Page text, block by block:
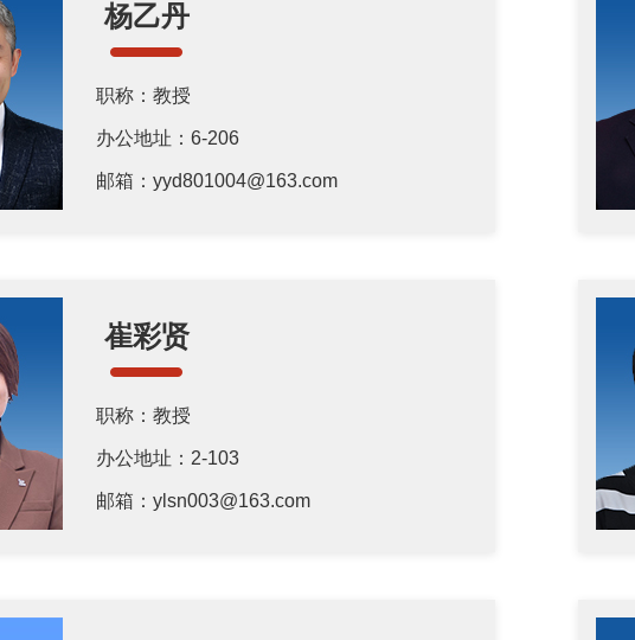
杨乙丹
职称：教授
办公地址：6-206
邮箱：yyd801004@163.com
崔彩贤
职称：教授
办公地址：2-103
邮箱：ylsn003@163.com